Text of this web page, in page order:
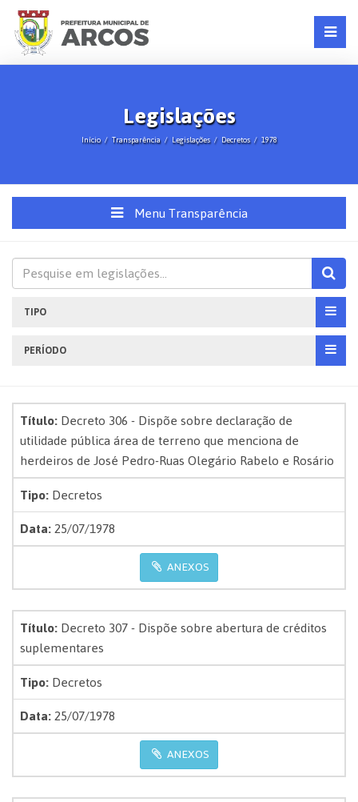
Legislações
Início Transparência Legislações Decretos 1978
Menu Transparência
TIPO
PERÍODO
Título:Decreto 306 - Dispõe sobre declaração de
utilidade pública área de terreno que menciona de
herdeiros de José Pedro-Ruas Olegário Rabelo e Rosário
Tipo:Decretos
Data:25/07/1978
ANEXOS
Título:Decreto 307 - Dispõe sobre abertura de créditos
suplementares
Tipo:Decretos
Data:25/07/1978
ANEXOS